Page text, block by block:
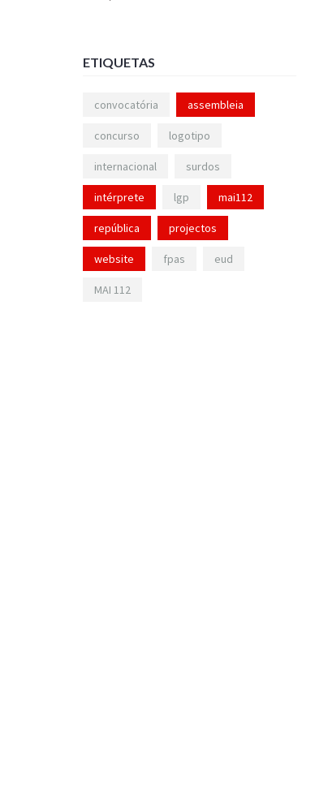
ETIQUETAS
convocatória assembleia
concurso logotipo
internacional surdos
intérprete lgp mai112
república projectos
website fpas eud
MAI 112